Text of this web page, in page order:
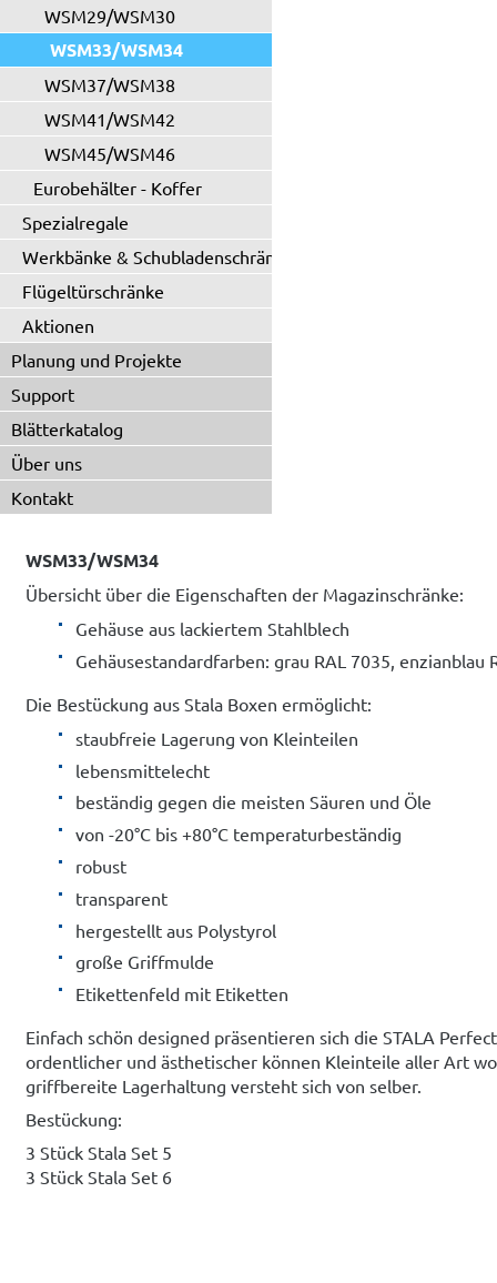
WSM29/WSM30
WSM33/WSM34
WSM37/WSM38
WSM41/WSM42
WSM45/WSM46
Eurobehälter - Koffer
Spezialregale
Werkbänke & Schubladenschränke
Flügeltürschränke
Aktionen
Planung und Projekte
Support
Blätterkatalog
Über uns
Kontakt
WSM33/WSM34
Übersicht über die Eigenschaften der Magazinschränke:
Gehäuse aus lackiertem Stahlblech
Gehäusestandardfarben: grau RAL 7035, enzianblau
Die Bestückung aus Stala Boxen ermöglicht:
staubfreie Lagerung von Kleinteilen
lebensmittelecht
beständig gegen die meisten Säuren und Öle
von -20°C bis +80°C temperaturbeständig
robust
transparent
hergestellt aus Polystyrol
große Griffmulde
Etikettenfeld mit Etiketten
Einfach schön designed präsentieren sich die STALA
ordentlicher und ästhetischer können Kleinteile aller Art
griffbereite Lagerhaltung versteht sich von selber.
Bestückung:
3 Stück Stala Set 5
3 Stück Stala Set 6